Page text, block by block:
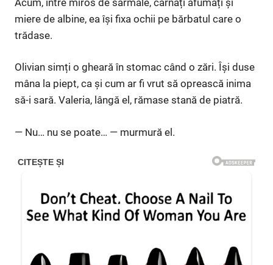
miere de albine, ea își fixa ochii pe bărbatul care o
trădase.
Olivian simți o gheară în stomac când o zări. Își duse
mâna la piept, ca și cum ar fi vrut să oprească inima
să-i sară. Valeria, lângă el, rămase stană de piatră.
— Nu… nu se poate… — murmură el.